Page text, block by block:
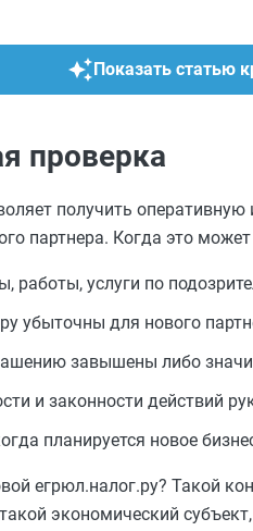
Показать статью
проверка
получить
партнера. Когда это
работы, услуги по
убыточны для нового
завышены либо
и законности действий
планируется новое
егрюл.налог.ру?
экономический